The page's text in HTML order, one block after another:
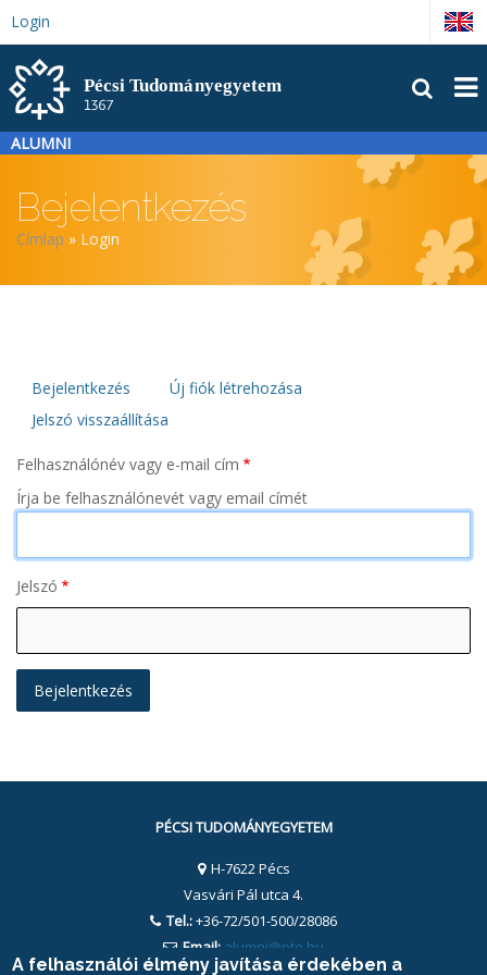
Ugrás
tartalomra
Login English
ALUMNI
Bejelentkezés
Morzsa
Címlap Login
Elsődleges
fülek
Bejelentkezés
Új fiók létrehozása
Jelszó visszaállítása
Felhasználónév vagy e-mail cím
Írja be felhasználónevét vagy email címét
Jelszó
PÉCSI TUDOMÁNYEGYETEM
H-7622 Pécs
Vasvári Pál utca 4.
Tel.:+36-72/501-500/28086
Email: alumni@pte.hu
A felhasználói élmény javítása érdekében a